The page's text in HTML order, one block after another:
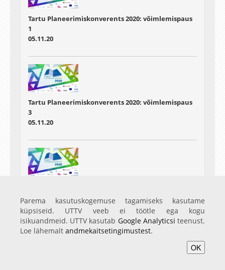
Tartu Planeerimiskonverents 2020: võimlemispaus
1
05.11.20
Tartu Planeerimiskonverents 2020: võimlemispaus
3
05.11.20
05.11.20
Parema kasutuskogemuse tagamiseks kasutame
küpsiseid. UTTV veeb ei töötle ega kogu
isikuandmeid. UTTV kasutab Google Analyticsi teenust.
Loe lähemalt andmekaitsetingimustest.
OK